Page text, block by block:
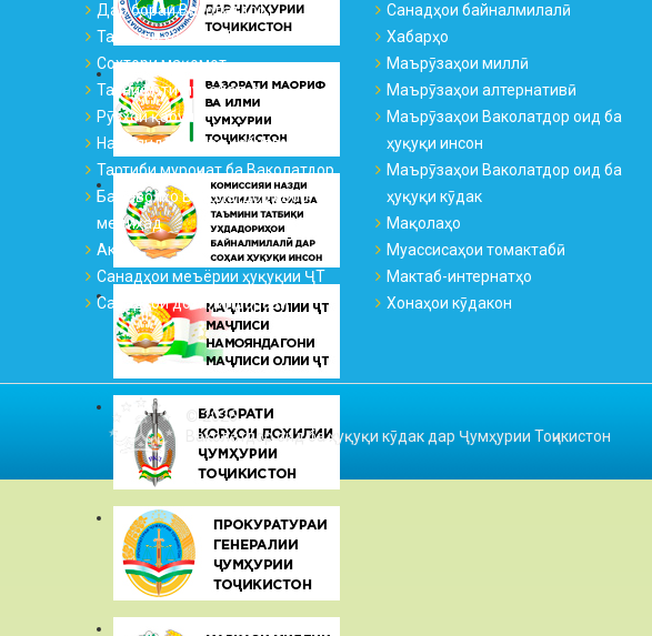
Дар бораи Ваколатдор
Тарҷумаи ҳоли ВҲК
Сохтори мақомот
Таснифоти муроҷиатҳо
Рӯзҳои қабул
Намояндагиҳо ва қабулгоҳҳо
Тартиби муроҷиат ба Ваколатдор
Ба саволҳо Ваколатдор ҷавоб
медиҳад
Аксҳо
Санадҳои меъёрии ҳуқуқии ҶТ
Санадҳои дохилиидоравӣ
Санадҳои байналмилалӣ
Хабарҳо
Маърӯзаҳои миллӣ
Маърӯзаҳои алтернативӣ
Маърӯзаҳои Ваколатдор оид ба
ҳуқуқи инсон
Маърӯзаҳои Ваколатдор оид ба
ҳуқуқи кӯдак
Мақолаҳо
Муассисаҳои томактабӣ
Мактаб-интернатҳо
Хонаҳои кӯдакон
© 2026
Ваколатдор оид ба ҳуқуқи кӯдак дар Ҷумҳурии Тоҷикистон